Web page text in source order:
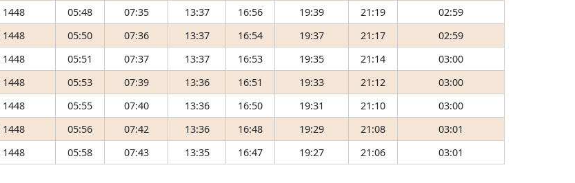
1448 05:48 07:35 13:37 16:56 19:39 21:19
02:59
1448 05:50 07:36 13:37 16:54 19:37 21:17
02:59
1448 05:51 07:37 13:37 16:53 19:35 21:14
03:00
1448 05:53 07:39 13:36 16:51 19:33 21:12
03:00
1448 05:55 07:40 13:36 16:50 19:31 21:10
03:00
1448 05:56 07:42 13:36 16:48 19:29 21:08
03:01
1448 05:58 07:43 13:35 16:47 19:27 21:06 03:01